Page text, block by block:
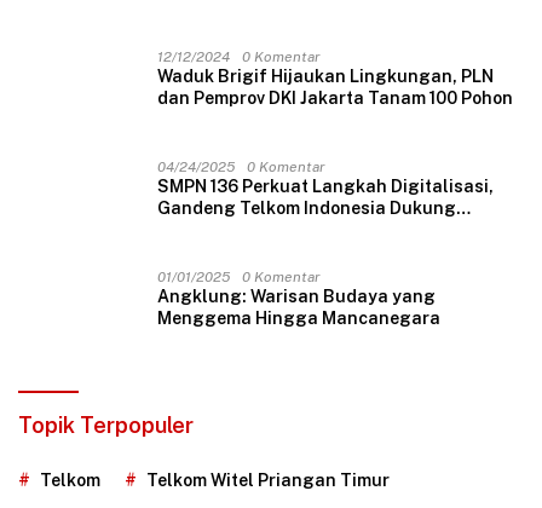
12/12/2024 0 Komentar
Waduk Brigif Hijaukan Lingkungan, PLN
dan Pemprov DKI Jakarta Tanam 100 Pohon
04/24/2025 0 Komentar
SMPN 136 Perkuat Langkah Digitalisasi,
Gandeng Telkom Indonesia Dukung
01/01/2025 0 Komentar
Angklung: Warisan Budaya yang
Menggema Hingga Mancanegara
Topik Terpopuler
Telkom Telkom Witel Priangan Timur